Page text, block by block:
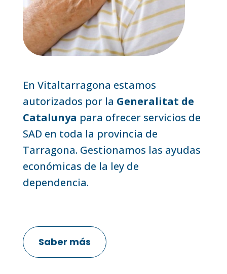
En Vitaltarragona estamos
autorizados por la Generalitat de
Catalunya para ofrecer servicios de
SAD en toda la provincia de
Tarragona. Gestionamos las ayudas
económicas de la ley de
dependencia.
Saber más